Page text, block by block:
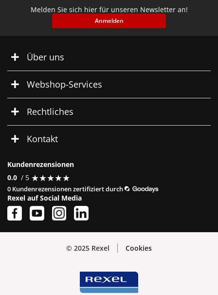
Melden Sie sich hier für unseren Newsletter an!
Anmelden
Über uns
Webshop-Services
Rechtliches
Kontakt
Kundenrezensionen
0.0 / 5 ★★★★★
★★★★★
0 Kundenrezensionen zertifiziert durch
Rexel auf Social Media
© 2025 Rexel Cookies